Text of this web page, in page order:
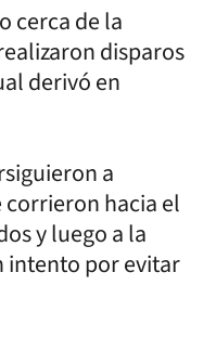
cerca de la
disparos
derivó en
a
corrieron hacia el
y luego a la
intento por evitar